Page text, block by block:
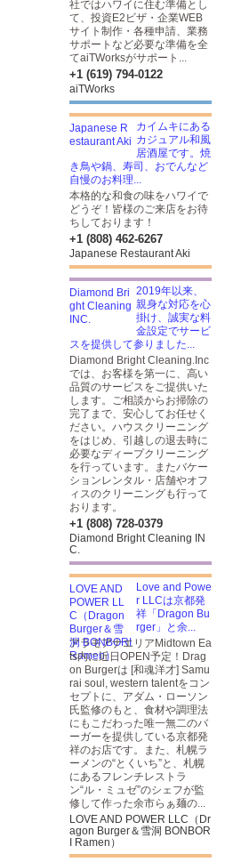
社ではハワイに住む準備とし
て、投資E2ビザ・企業WEB
サイト制作・各種申請、業務
サポートなど必要な準備を全
てaiTWorksがサポート...
+1 (619) 794-0122
aiTWorks
カイムキにある
カジュアル和風
居酒屋です。焼
き鳥や鍋、寿司、おでんなど
自慢のお料理...
本格的な和食の味をハワイで
どうぞ！皆様のご来店をお待
ちしております！
+1 (808) 462-6267
Japanese Restaurant Aki
2019年以来、
親身な対応を心
掛け、誠実な料
金設定でサービ
スを提供して参りました...
Diamond Bright Cleaning.Inc
では、お客様を第一に、高い
品質のサービスをご提供いた
します。ご相談からお掃除の
完了まで、安心してお任せく
ださい。ハウスクリーニング
をはじめ、引越しの退去時に
必要なディープクリーニング
を行っています。またバケー
ションレンタル・店舗やオフ
ィスのクリーニングも行って
おります。
+1 (808) 728-0379
Diamond Bright Cleaning IN
C.
Love and Powe
r LLCは京都発
祥「Dragon Bu
rger」と余...
アラモアナエリアMidtown Ea
ts内に近日OPEN予定！Drag
on Burgerは [和魂洋才] Samu
rai soul, western talentをコン
セプトに、アダム・ローソン
氏監修のもと、食材や調理法
にもこだわった唯一無二のバ
ーガーを提供している京都発
祥のお店です。また、札幌ラ
ーメンの“とくいち”と、札幌
にあるフレンチレストラ
ン“ル・ミュゼ”のシェフが監
修して作った余市らぁ麺の...
LOVE AND POWER LLC（Dr
agon Burger＆雪洞 BONBOR
I Ramen）